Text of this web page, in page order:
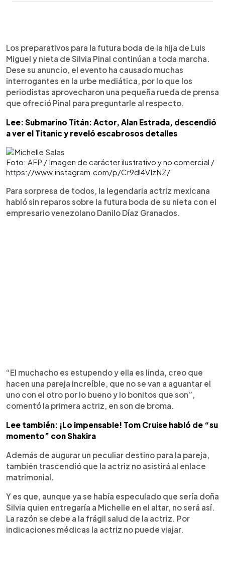
Escuchar artículo
Los preparativos para la futura boda de la hija de Luis
Miguel y nieta de Silvia Pinal continúan a toda marcha.
Dese su anuncio, el evento ha causado muchas
interrogantes en la urbe mediática, por lo que los
periodistas aprovecharon una pequeña rueda de prensa
que ofreció Pinal para preguntarle al respecto.
Lee: Submarino Titán: Actor, Alan Estrada, descendió
a ver el Titanic y reveló escabrosos detalles
Foto: AFP / Imagen de carácter ilustrativo y no comercial /
https://www.instagram.com/p/Cr9dl4VIzNZ/
Para sorpresa de todos, la legendaria actriz mexicana
habló sin reparos sobre la futura boda de su nieta con el
empresario venezolano Danilo Díaz Granados.
“El muchacho es estupendo y ella es linda, creo que
hacen una pareja increíble, que no se van a aguantar el
uno con el otro por lo bueno y lo bonitos que son”,
comentó la primera actriz, en son de broma.
Lee también: ¡Lo impensable! Tom Cruise habló de “su
momento” con Shakira
Además de augurar un peculiar destino para la pareja,
también trascendió que la actriz no asistirá al enlace
matrimonial.
Y es que, aunque ya se había especulado que sería doña
Silvia quien entregaría a Michelle en el altar, no será así.
La razón se debe a la frágil salud de la actriz. Por
indicaciones médicas la actriz no puede viajar.